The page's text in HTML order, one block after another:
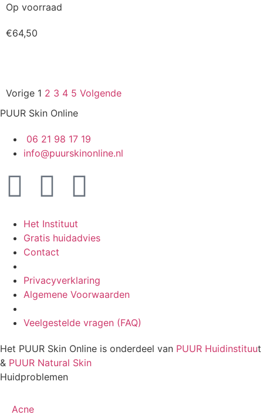
Op voorraad
€64,50
Vorige 1 2 3 4 5 Volgende
PUUR Skin Online
06 21 98 17 19
info@puurskinonline.nl
Het Instituut
Gratis huidadvies
Contact
Privacyverklaring
Algemene Voorwaarden
Veelgestelde vragen (FAQ)
Het PUUR Skin Online is onderdeel van PUUR Huidinstituut
& PUUR Natural Skin
Huidproblemen
Acne